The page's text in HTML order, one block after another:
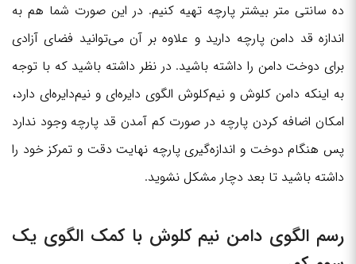
ده سانتی متر بیشتر پارچه تهیه کنیم. در این صورت شما هم به
اندازه قد دامن پارچه دارید و علاوه بر آن می‌توانید فضای آزادی
برای دوخت دامن را داشته باشید. در نظر داشته باشید که با توجه
به اینکه دامن کلوش و نیم‌کلوش الگوی دایره‌ای و نیم‌دایره‌ای دارد،
امکان اضافه کردن پارچه در صورت کم آمدن قد پارچه وجود ندارد
پس هنگام دوخت و اندازه‎‌گیری پارچه نهایت دقت و تمرکز خود را
داشته باشید تا بعد دچار مشکل نشوید.
رسم الگوی دامن نیم کلوش با کمک الگوی یک